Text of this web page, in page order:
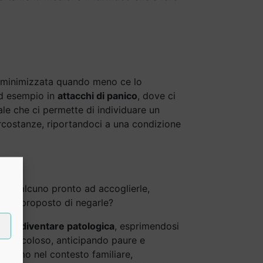
quando meno ce lo
esempio in attacchi di panico, dove ci
che ci permette di individuare un
riportandoci a una condizione
qualcuno pronto ad accoglierle,
ha proposto di negarle?
può diventare patologica, esprimendosi
anticipando paure e
nel contesto familiare,